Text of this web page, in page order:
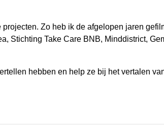
Zo heb ik de afgelopen jaren
Stichting Take Care BNB, Minddistrict,
hebben en help ze bij het vertalen